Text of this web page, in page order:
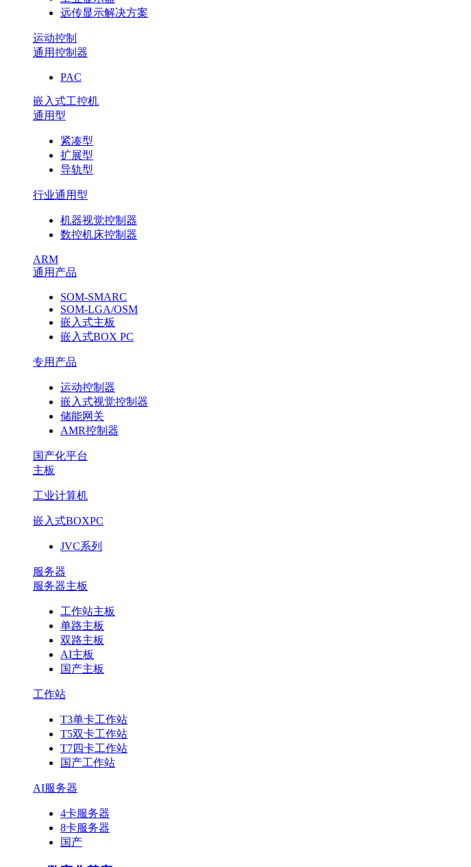
远传显示解决方案
运动控制
通用控制器
PAC
嵌入式工控机
通用型
紧凑型
扩展型
导轨型
行业通用型
机器视觉控制器
数控机床控制器
ARM
通用产品
SOM-SMARC
SOM-LGA/OSM
嵌入式主板
嵌入式BOX PC
专用产品
运动控制器
嵌入式视觉控制器
储能网关
AMR控制器
国产化平台
主板
工业计算机
嵌入式BOXPC
JVC系列
服务器
服务器主板
工作站主板
单路主板
双路主板
AI主板
国产主板
工作站
T3单卡工作站
T5双卡工作站
T7四卡工作站
国产工作站
AI服务器
4卡服务器
8卡服务器
国产